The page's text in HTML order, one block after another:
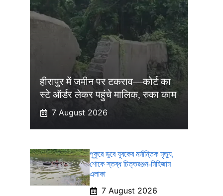
हीरापुर में जमीन पर टकराव—कोर्ट का
स्टे ऑर्डर लेकर पहुंचे मालिक, रुका काम
7 August 2026
পুকুরে ডুবে যুবকের মর্মান্তিক মৃত্যু,
শোকে স্তব্ধ চিত্তরঞ্জন-মিহিজাম
এলাকা
7 August 2026